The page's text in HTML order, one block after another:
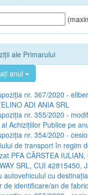
ale Primarului
anul
nr. 367/2020 -
ADI ANIA SRL
nr. 355/2020 -
Achizițiilor Publice pe
nr. 354/2020 -
de transport în regim
PFA CÂRSTEA
SRL, CUI
autovehiculul cu
de identificare/an de